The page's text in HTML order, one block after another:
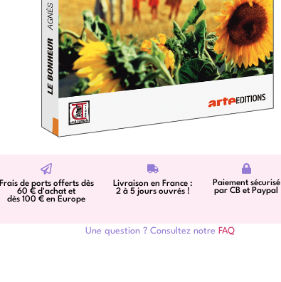
Frais de ports offerts dès
60 € d'achat et
dès 100 € en Europe
Livraison en France :
2 à 5 jours ouvrés !
Paiement sécurisé
par CB et Paypal
Une question ? Consultez notre FAQ